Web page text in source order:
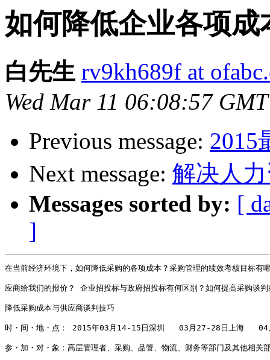
如何降低企业各项成
白先生 rv9kh689f at
Wed Mar 11 06:08:57
Previous message: 2015
Next message: 解决人
Messages sorted by: [
]
在当前经济环境下，如何降低采购的各项成本？采购管理的绩效考核目标有
应商给我们的报价？ 企业招投标与政府招投标有何区别？如何提高采购谈
降低采购成本与供应商谈判技巧
时・间・地・点： 2015年03月14-15日深圳   03月27-28日上海   04
参・加・对・象：高层管理者、采购、品管、物流、财务等部门及其他相关